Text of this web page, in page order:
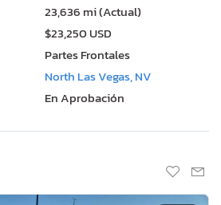
23,636 mi (Actual)
$23,250 USD
Partes Frontales
North Las Vegas, NV
En Aprobación